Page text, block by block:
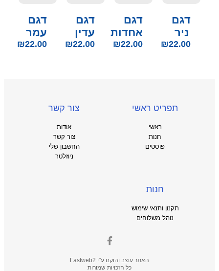
דגם
ניר
₪22.00
דגם
אחדות
₪22.00
דגם
עדין
₪22.00
דגם
עמר
₪22.00
תפריט ראשי
ראשי
חנות
פוסטים
צור קשר
אודות
צור קשר
החשבון שלי
ניוזלטר
חנות
תקנון ותנאי שימוש
נוהל משלוחים
האתר עוצב והוקם ע"י Fastweb2
כל הזכויות שמורות